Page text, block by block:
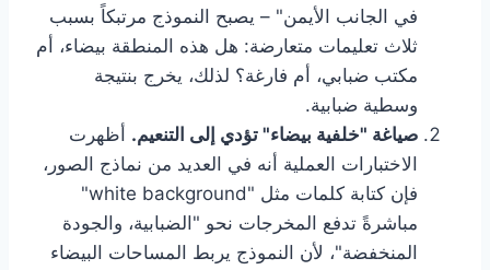
في الجانب الأيمن" – يصبح النموذج مرتبكاً بسبب
ثلاث تعليمات متعارضة: هل هذه المنطقة بيضاء، أم
مكتب ضبابي، أم فارغة؟ لذلك، يخرج بنتيجة
وسطية ضبابية.
صياغة "خلفية بيضاء" تؤدي إلى التنعيم. أظهرت
الاختبارات العملية أنه في العديد من نماذج الصور،
فإن كتابة كلمات مثل "white background"
مباشرةً تدفع المخرجات نحو "الضبابية، والجودة
المنخفضة"، لأن النموذج يربط المساحات البيضاء